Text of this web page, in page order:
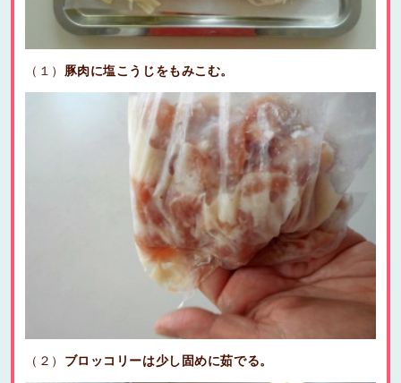
（１） 豚肉に塩こうじをもみこむ。
（２） ブロッコリーは少し固めに茹でる。